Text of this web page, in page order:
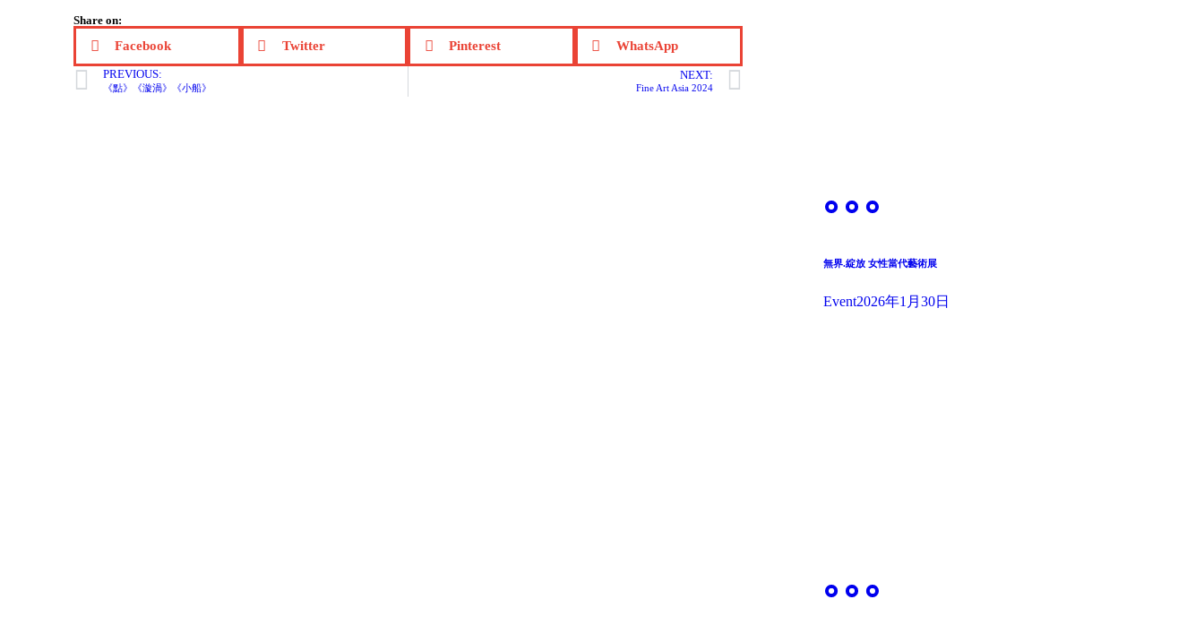
Share on:
Facebook Twitter Pinterest WhatsApp
PREVIOUS:
《點》《漩渦》《小船》
NEXT:
Fine Art Asia 2024
無界.綻放 女性當代藝術展
Event2026年1月30日